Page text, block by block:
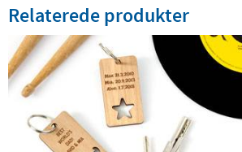
Relaterede produkter